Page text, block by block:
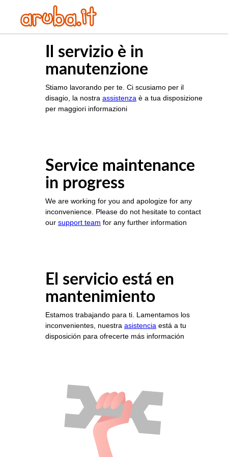
Il servizio è in
manutenzione
Stiamo lavorando per te. Ci scusiamo per il
disagio, la nostra assistenza è a tua disposizione
per maggiori informazioni
Service maintenance
in progress
We are working for you and apologize for any
inconvenience. Please do not hesitate to contact
our support team for any further information
El servicio está en
mantenimiento
Estamos trabajando para ti. Lamentamos los
inconvenientes, nuestra asistencia está a tu
disposición para ofrecerte más información